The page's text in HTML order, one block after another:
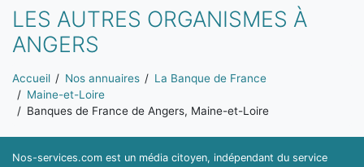
LES AUTRES ORGANISMES À
ANGERS
Vous êtes ici:
Accueil Nos annuaires
La Banque de France
Maine-et-Loire
Banques de France de Angers, Maine-et-Loire
Nos-services.com est un média citoyen, indépendant du service